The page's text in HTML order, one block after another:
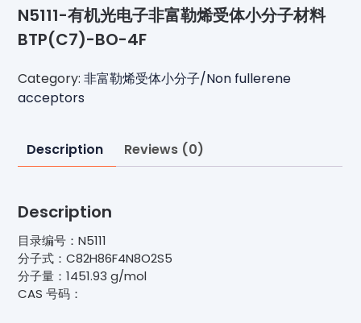
N5111-有机光电子非富勒烯受体小分子材料
BTP(C7)-BO-4F
Category:非富勒烯受体小分子/Non fullerene
acceptors
Description Reviews (0)
Description
目录编号：N5111
分子式：C82H86F4N8O2S5
分子量：1451.93 g/mol
CAS 号码：